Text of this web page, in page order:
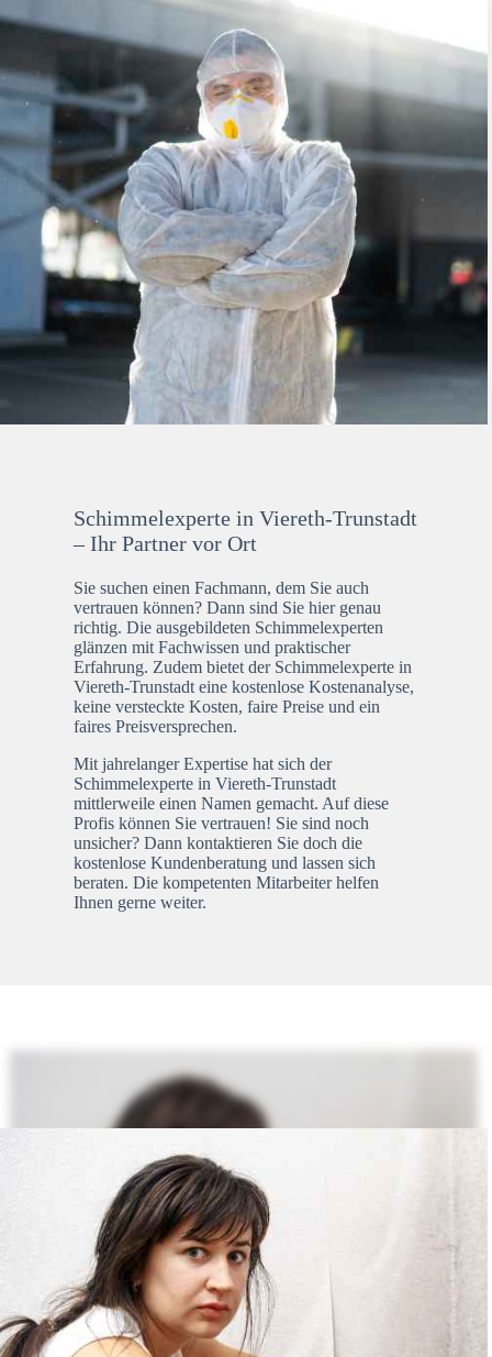
Schimmelexperte in Viereth-Trunstadt
– Ihr Partner vor Ort
Sie suchen einen Fachmann, dem Sie auch
vertrauen können? Dann sind Sie hier genau
richtig. Die ausgebildeten Schimmelexperten
glänzen mit Fachwissen und praktischer
Erfahrung. Zudem bietet der Schimmelexperte in
Viereth-Trunstadt eine kostenlose Kostenanalyse,
keine versteckte Kosten, faire Preise und ein
faires Preisversprechen.
Mit jahrelanger Expertise hat sich der
Schimmelexperte in Viereth-Trunstadt
mittlerweile einen Namen gemacht. Auf diese
Profis können Sie vertrauen! Sie sind noch
unsicher? Dann kontaktieren Sie doch die
kostenlose Kundenberatung und lassen sich
beraten. Die kompetenten Mitarbeiter helfen
Ihnen gerne weiter.